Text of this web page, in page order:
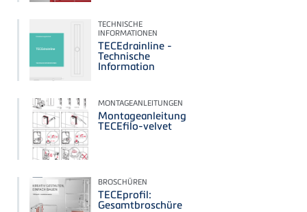
TECHNISCHE
INFORMATIONEN
TECEdrainline -
Technische
Information
MONTAGEANLEITUNGEN
Montageanleitung
TECEfilo-velvet
BROSCHÜREN
TECEprofil:
Gesamtbroschüre